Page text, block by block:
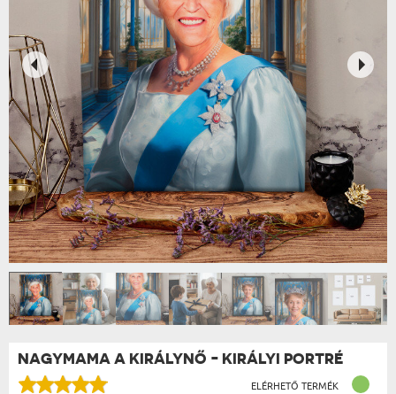
NAGYMAMA A KIRÁLYNŐ - KIRÁLYI PORTRÉ
ELÉRHETŐ TERMÉK